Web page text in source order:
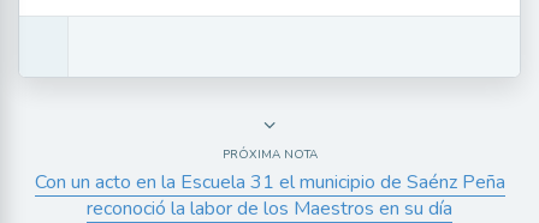
PRÓXIMA NOTA
Con un acto en la Escuela 31 el municipio de Saénz Peña
reconoció la labor de los Maestros en su día